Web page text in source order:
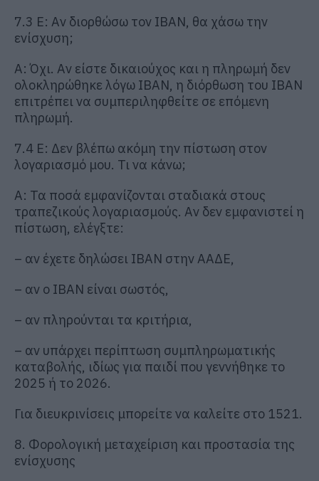
7.3 Ε: Αν διορθώσω τον IBAN, θα χάσω την
ενίσχυση;
Α: Όχι. Αν είστε δικαιούχος και η πληρωμή δεν
ολοκληρώθηκε λόγω IBAN, η διόρθωση του IBAN
επιτρέπει να συμπεριληφθείτε σε επόμενη
πληρωμή.
7.4 Ε: Δεν βλέπω ακόμη την πίστωση στον
λογαριασμό μου. Τι να κάνω;
Α: Τα ποσά εμφανίζονται σταδιακά στους
τραπεζικούς λογαριασμούς. Αν δεν εμφανιστεί η
πίστωση, ελέγξτε:
– αν έχετε δηλώσει IBAN στην ΑΑΔΕ,
– αν ο IBAN είναι σωστός,
– αν πληρούνται τα κριτήρια,
– αν υπάρχει περίπτωση συμπληρωματικής
καταβολής, ιδίως για παιδί που γεννήθηκε το
2025 ή το 2026.
Για διευκρινίσεις μπορείτε να καλείτε στο 1521.
8. Φορολογική μεταχείριση και προστασία της
ενίσχυσης